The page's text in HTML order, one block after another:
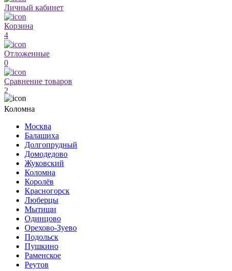
Личный кабинет
Корзина
4
Отложенные
0
Сравнение товаров
2
Коломна
Москва
Балашиха
Долгопрудный
Домодедово
Жуковский
Коломна
Королёв
Красногорск
Люберцы
Мытищи
Одинцово
Орехово-Зуево
Подольск
Пушкино
Раменское
Реутов